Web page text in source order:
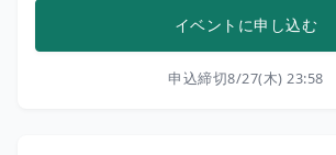
イベントに申し込む
申込締切8/27(木) 23:58